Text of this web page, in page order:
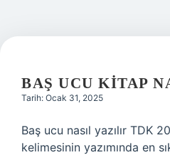
BAŞ UCU KITAP
Tarih: Ocak 31, 2025
Baş ucu nasıl yazılır TDK
kelimesinin yazımında en